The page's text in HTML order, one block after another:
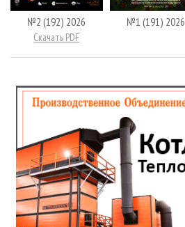
№2 (192) 2026
Скачать PDF
№1 (191) 2026